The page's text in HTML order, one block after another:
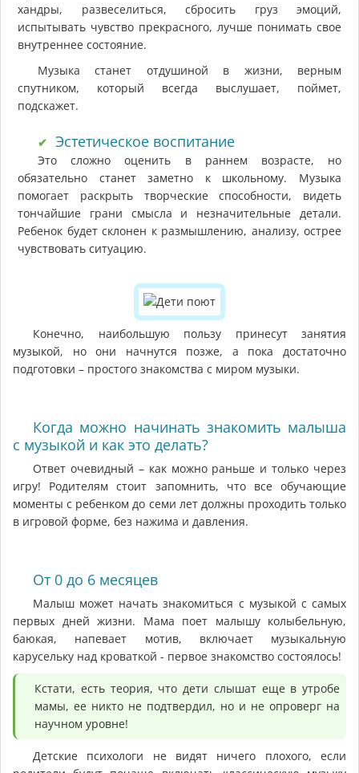
хандры, развеселиться, сбросить груз эмоций,
испытывать чувство прекрасного, лучше понимать свое
внутреннее состояние.
Музыка станет отдушиной в жизни, верным
спутником, который всегда выслушает, поймет,
подскажет.
Эстетическое воспитание
Это сложно оценить в раннем возрасте, но
обязательно станет заметно к школьному. Музыка
помогает раскрыть творческие способности, видеть
тончайшие грани смысла и незначительные детали.
Ребенок будет склонен к размышлению, анализу, острее
чувствовать ситуацию.
Конечно, наибольшую пользу принесут занятия
музыкой, но они начнутся позже, а пока достаточно
подготовки – простого знакомства с миром музыки.
Когда можно начинать знакомить малыша
с музыкой и как это делать?
Ответ очевидный – как можно раньше и только через
игру! Родителям стоит запомнить, что все обучающие
моменты с ребенком до семи лет должны проходить только
в игровой форме, без нажима и давления.
От 0 до 6 месяцев
Малыш может начать знакомиться с музыкой с самых
первых дней жизни. Мама поет малышу колыбельную,
баюкая, напевает мотив, включает музыкальную
карусельку над кроваткой - первое знакомство состоялось!
Кстати, есть теория, что дети слышат еще в утробе
мамы, ее никто не подтвердил, но и не опроверг на
научном уровне!
Детские психологи не видят ничего плохого, если